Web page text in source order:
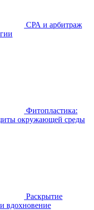
СРА и арбитраж
Фитопластика:
окружающей среды
Раскрытие
вдохновение